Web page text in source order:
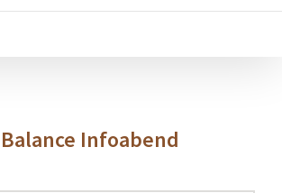
Infoabend